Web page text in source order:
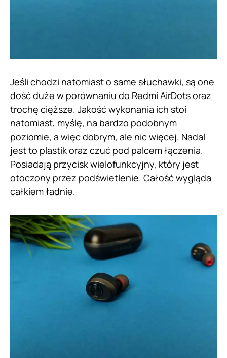
Jeśli chodzi natomiast o same słuchawki, są one
dość duże w porównaniu do Redmi AirDots oraz
trochę cięższe. Jakość wykonania ich stoi
natomiast, myślę, na bardzo podobnym
poziomie, a więc dobrym, ale nic więcej. Nadal
jest to plastik oraz czuć pod palcem łączenia.
Posiadają przycisk wielofunkcyjny, który jest
otoczony przez podświetlenie. Całość wygląda
całkiem ładnie.